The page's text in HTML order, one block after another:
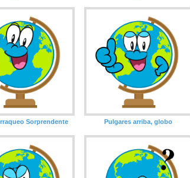
Sorprendente Pulgares arriba, globo